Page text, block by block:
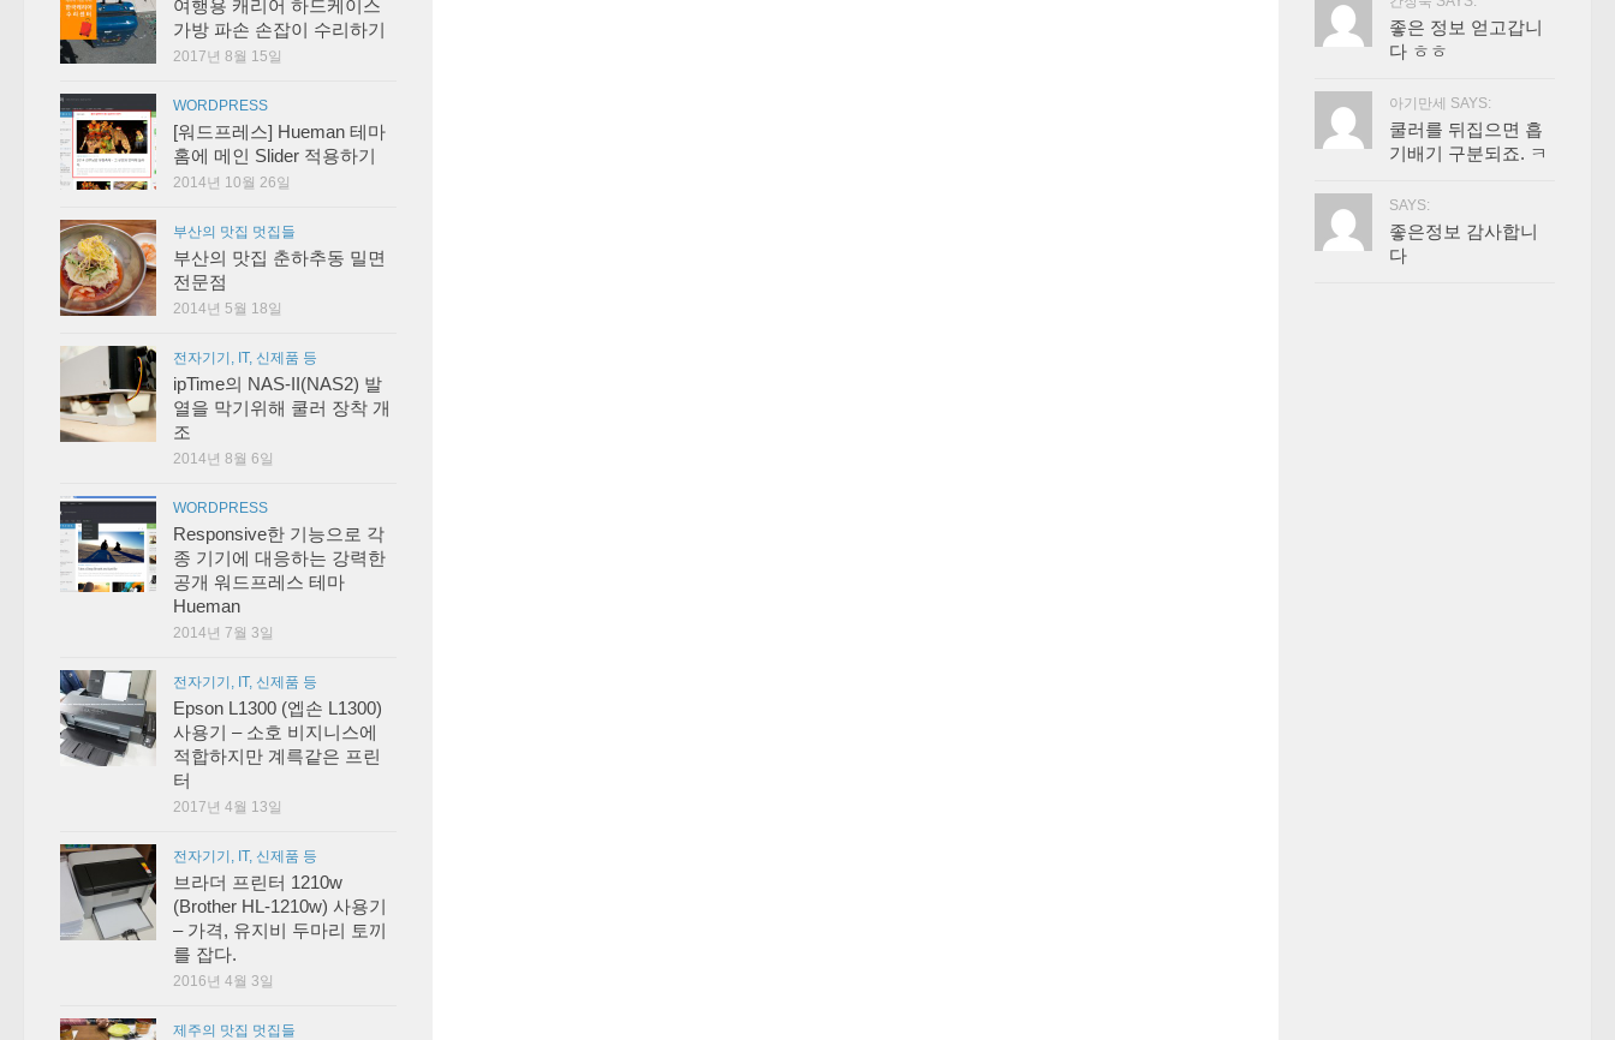
여행용 캐리어 하드케이스
가방 파손 손잡이 수리하기
2017년 8월 15일
WORDPRESS
[워드프레스] Hueman 테마
홈에 메인 Slider 적용하기
2014년 10월 26일
부산의 맛집 멋집들
부산의 맛집 춘하추동 밀면
전문점
2014년 5월 18일
전자기기, IT, 신제품 등
ipTime의 NAS-II(NAS2) 발
열을 막기위해 쿨러 장착 개
조
2014년 8월 6일
WORDPRESS
Responsive한 기능으로 각
종 기기에 대응하는 강력한
공개 워드프레스 테마
Hueman
2014년 7월 3일
전자기기, IT, 신제품 등
Epson L1300 (엡손 L1300)
사용기 – 소호 비지니스에
적합하지만 계륵같은 프린
터
2017년 4월 13일
전자기기, IT, 신제품 등
브라더 프린터 1210w
(Brother HL-1210w) 사용기
– 가격, 유지비 두마리 토끼
를 잡다.
2016년 4월 3일
제주의 맛집 멋집들
좋은 정보 얻고갑니
다 ㅎㅎ
아기만세 SAYS:
쿨러를 뒤집으면 흡
기배기 구분되죠. ㅋ
SAYS:
좋은정보 감사합니
다